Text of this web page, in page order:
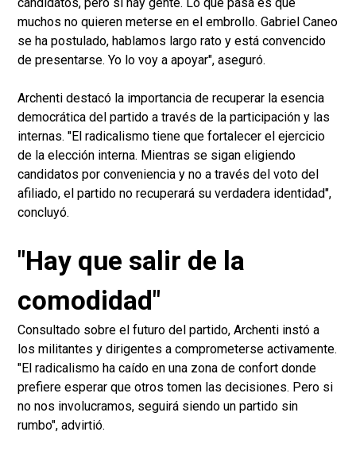
muchos no quieren meterse en el embrollo. Gabriel Caneo
se ha postulado, hablamos largo rato y está convencido
de presentarse. Yo lo voy a apoyar", aseguró.
Archenti destacó la importancia de recuperar la esencia
democrática del partido a través de la participación y las
internas. "El radicalismo tiene que fortalecer el ejercicio
de la elección interna. Mientras se sigan eligiendo
candidatos por conveniencia y no a través del voto del
afiliado, el partido no recuperará su verdadera identidad",
concluyó.
"Hay que salir de la
comodidad"
Consultado sobre el futuro del partido, Archenti instó a
los militantes y dirigentes a comprometerse activamente.
"El radicalismo ha caído en una zona de confort donde
prefiere esperar que otros tomen las decisiones. Pero si
no nos involucramos, seguirá siendo un partido sin
rumbo", advirtió.